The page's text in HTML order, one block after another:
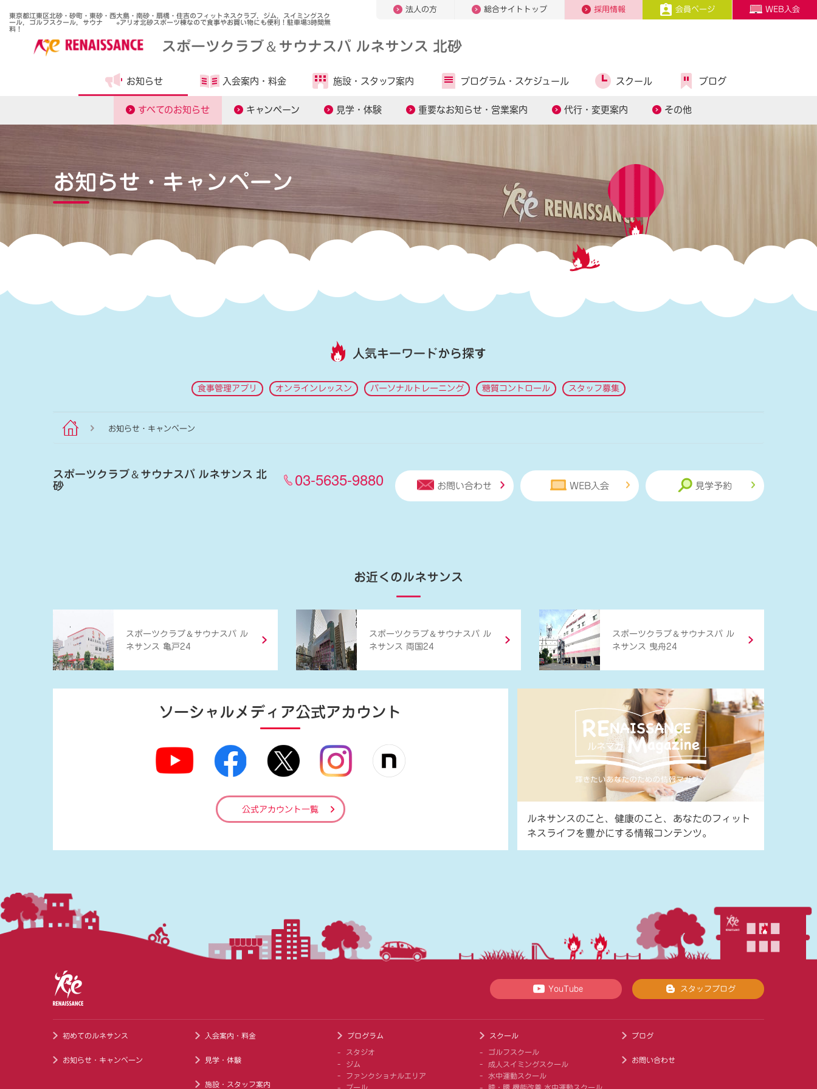
東京都江東区北砂・砂町・東砂・西大島・南砂・扇橋・住吉のフィットネスクラブ，ジム，スイミングスク
ール，ゴルフスクール，サウナ ※アリオ北砂スポーツ棟なので食事やお買い物にも便利！駐車場3時間無
料！
法人の方 総合サイトトップ 採用情報 会員ページ WEB入会
スポーツクラブ＆サウナスパ ルネサンス 北砂
お知らせ
すべてのお知らせ キャンペーン 見学・体験 重要なお知らせ・営業案内 代行・変更案内 その他
入会案内・ 料金 施設・ スタッフ案内 プログラム・ スケジュール スクール ブログ
お知らせ・キャンペーン
人気キーワードから探す
食事管理アプリ オンラインレッスン パーソナルトレーニング 糖質コントロール スタッフ募集
お知らせ・キャンペーン
スポーツクラブ＆サウナスパ ルネサンス 北
砂 03-5635-9880 お問い合わせ WEB入会 見学予約
お近くのルネサンス
スポーツクラブ ＆ サウナスパ ル
ネサンス 亀戸24
スポーツクラブ ＆ サウナスパ ル
ネサンス 両国24
スポーツクラブ ＆ サウナスパ ル
ネサンス 曳舟24
ソーシャルメディア公式アカウント
公式アカウント一覧
ルネサンスのこと、健康のこと、あなたのフィット
ネスライフを豊かにする情報コンテンツ。
YouTube スタッフブログ
初めてのルネサンス
お知らせ・キャンペーン
入会案内・料金
見学・体験
施設・スタッフ案内
プログラム
スタジオ
ジム
ファンクショナルエリア
プール
スクール
ゴルフスクール
成人スイミングスクール
水中運動スクール
膝・腰 機能改善 水中運動スクール
ブログ
お問い合わせ